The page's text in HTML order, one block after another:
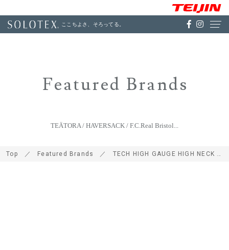
ここちよさ、そろってる。
Featured Brands
TEÄTORA / HAVERSACK / F.C.Real Bristol...
Top Featured Brands TECH HIGH GAUGE HIGH NECK KNIT